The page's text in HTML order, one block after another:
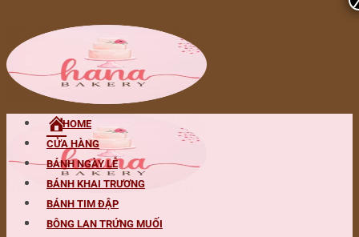
HOME
CỬA HÀNG
BÁNH NGÀY LỄ
BÁNH KHAI TRƯƠNG
BÁNH TIM ĐẬP
BÔNG LAN TRỨNG MUỐI